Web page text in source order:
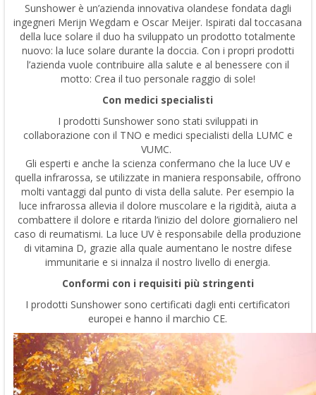
Sunshower è un’azienda innovativa olandese fondata dagli
ingegneri Merijn Wegdam e Oscar Meijer. Ispirati dal toccasana
della luce solare il duo ha sviluppato un prodotto totalmente
nuovo: la luce solare durante la doccia. Con i propri prodotti
l’azienda vuole contribuire alla salute e al benessere con il
motto: Crea il tuo personale raggio di sole!
Con medici specialisti
I prodotti Sunshower sono stati sviluppati in
collaborazione con il TNO e medici specialisti della LUMC e
VUMC.
Gli esperti e anche la scienza confermano che la luce UV e
quella infrarossa, se utilizzate in maniera responsabile, offrono
molti vantaggi dal punto di vista della salute. Per esempio la
luce infrarossa allevia il dolore muscolare e la rigidità, aiuta a
combattere il dolore e ritarda l’inizio del dolore giornaliero nel
caso di reumatismi. La luce UV è responsabile della produzione
di vitamina D, grazie alla quale aumentano le nostre difese
immunitarie e si innalza il nostro livello di energia.
Conformi con i requisiti più stringenti
I prodotti Sunshower sono certificati dagli enti certificatori
europei e hanno il marchio CE.